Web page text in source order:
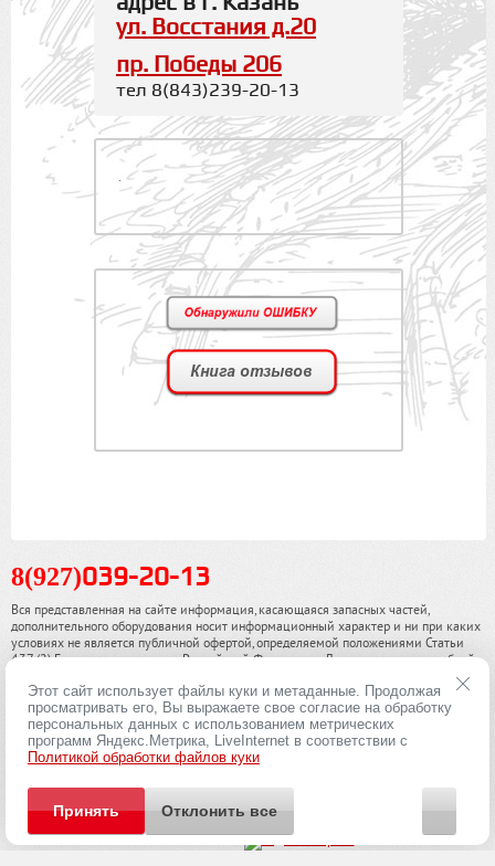
ул. Восстания д.20
пр. Победы 206
тел 8(843)239-20-13
.
8(927)039-20-13
Вся представленная на сайте информация, касающаяся запасных частей,
дополнительного оборудования носит информационный характер и ни при каких
условиях не является публичной офертой, определяемой положениями Статьи
437 (2) Гражданского кодекса Российской Федерации. Для получения подробной
информации, пожалуйста, обращайтесь к нашим специалистам. чинамобил.рф ©
2013-2026. Все права охраняются законом.
Политика конфиденциальности
Этот сайт использует файлы куки и метаданные. Продолжая
просматривать его, Вы выражаете свое согласие на обработку
персональных данных с использованием метрических
программ Яндекс.Метрика, LiveInternet в соответствии с
Политикой обработки файлов куки
Принять Отклонить все